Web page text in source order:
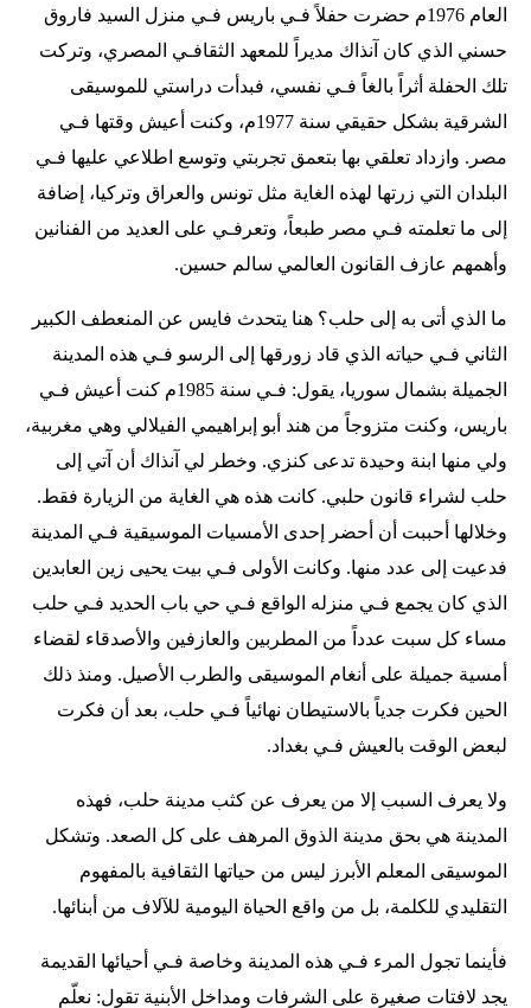
العام 1976م حضرت حفلاً فـي باريس فـي منزل السيد فاروق
حسني الذي كان آنذاك مديراً للمعهد الثقافـي المصري، وتركت
تلك الحفلة أثراً بالغاً فـي نفسي، فبدأت دراستي للموسيقى
الشرقية بشكل حقيقي سنة 1977م، وكنت أعيش وقتها فـي
مصر. وازداد تعلقي بها بتعمق تجربتي وتوسع اطلاعي عليها فـي
البلدان التي زرتها لهذه الغاية مثل تونس والعراق وتركيا، إضافة
إلى ما تعلمته فـي مصر طبعاً، وتعرفـي على العديد من الفنانين
وأهمهم عازف القانون العالمي سالم حسين.
ما الذي أتى به إلى حلب؟ هنا يتحدث فايس عن المنعطف الكبير
الثاني فـي حياته الذي قاد زورقها إلى الرسو فـي هذه المدينة
الجميلة بشمال سوريا، يقول: فـي سنة 1985م كنت أعيش فـي
باريس، وكنت متزوجاً من هند أبو إبراهيمي الفيلالي وهي مغربية،
ولي منها ابنة وحيدة تدعى كنزي. وخطر لي آنذاك أن آتي إلى
حلب لشراء قانون حلبي. كانت هذه هي الغاية من الزيارة فقط.
وخلالها أحببت أن أحضر إحدى الأمسيات الموسيقية فـي المدينة
فدعيت إلى عدد منها. وكانت الأولى فـي بيت يحيى زين العابدين
الذي كان يجمع فـي منزله الواقع فـي حي باب الحديد فـي حلب
مساء كل سبت عدداً من المطربين والعازفين والأصدقاء لقضاء
أمسية جميلة على أنغام الموسيقى والطرب الأصيل. ومنذ ذلك
الحين فكرت جدياً بالاستيطان نهائياً فـي حلب، بعد أن فكرت
لبعض الوقت بالعيش فـي بغداد.
ولا يعرف السبب إلا من يعرف عن كثب مدينة حلب، فهذه
المدينة هي بحق مدينة الذوق المرهف على كل الصعد. وتشكل
الموسيقى المعلم الأبرز ليس من حياتها الثقافية بالمفهوم
التقليدي للكلمة، بل من واقع الحياة اليومية للآلاف من أبنائها.
فأينما تجول المرء فـي هذه المدينة وخاصة فـي أحيائها القديمة
يجد لافتات صغيرة على الشرفات ومداخل الأبنية تقول: نعلّم